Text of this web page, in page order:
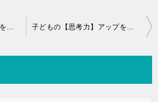
子どもの【思考力】アップを考える4 子どもの【思考力】アップを考える６